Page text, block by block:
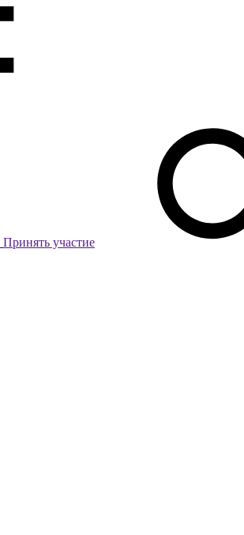
Принять участие